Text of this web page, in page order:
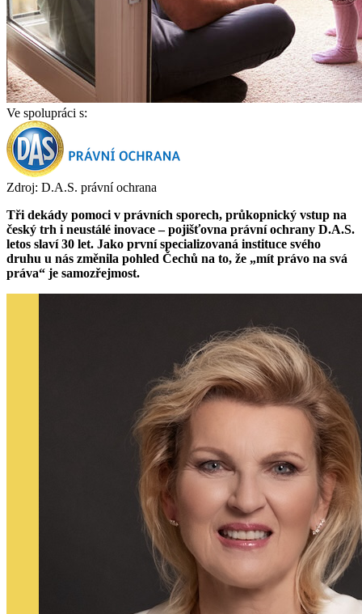
Ve spolupráci s:
Zdroj: D.A.S. právní ochrana
Tři dekády pomoci v právních sporech, průkopnický vstup na
český trh i neustálé inovace – pojišťovna právní ochrany D.A.S.
letos slaví 30 let. Jako první specializovaná instituce svého
druhu u nás změnila pohled Čechů na to, že „mít právo na svá
práva“ je samozřejmost.